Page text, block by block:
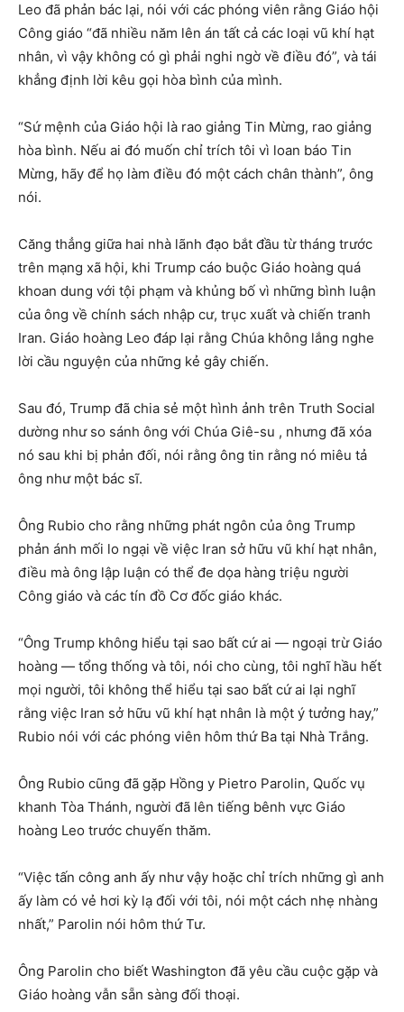
Leo đã phản bác lại, nói với các phóng viên rằng Giáo hội
Công giáo “đã nhiều năm lên án tất cả các loại vũ khí hạt
nhân, vì vậy không có gì phải nghi ngờ về điều đó”, và tái
khẳng định lời kêu gọi hòa bình của mình.
“Sứ mệnh của Giáo hội là rao giảng Tin Mừng, rao giảng
hòa bình. Nếu ai đó muốn chỉ trích tôi vì loan báo Tin
Mừng, hãy để họ làm điều đó một cách chân thành”, ông
nói.
Căng thẳng giữa hai nhà lãnh đạo bắt đầu từ tháng trước
trên mạng xã hội, khi Trump cáo buộc Giáo hoàng quá
khoan dung với tội phạm và khủng bố vì những bình luận
của ông về chính sách nhập cư, trục xuất và chiến tranh
Iran. Giáo hoàng Leo đáp lại rằng Chúa không lắng nghe
lời cầu nguyện của những kẻ gây chiến.
Sau đó, Trump đã chia sẻ một hình ảnh trên Truth Social
dường như so sánh ông với Chúa Giê-su , nhưng đã xóa
nó sau khi bị phản đối, nói rằng ông tin rằng nó miêu tả
ông như một bác sĩ.
Ông Rubio cho rằng những phát ngôn của ông Trump
phản ánh mối lo ngại về việc Iran sở hữu vũ khí hạt nhân,
điều mà ông lập luận có thể đe dọa hàng triệu người
Công giáo và các tín đồ Cơ đốc giáo khác.
“Ông Trump không hiểu tại sao bất cứ ai — ngoại trừ Giáo
hoàng — tổng thống và tôi, nói cho cùng, tôi nghĩ hầu hết
mọi người, tôi không thể hiểu tại sao bất cứ ai lại nghĩ
rằng việc Iran sở hữu vũ khí hạt nhân là một ý tưởng hay,”
Rubio nói với các phóng viên hôm thứ Ba tại Nhà Trắng.
Ông Rubio cũng đã gặp Hồng y Pietro Parolin, Quốc vụ
khanh Tòa Thánh, người đã lên tiếng bênh vực Giáo
hoàng Leo trước chuyến thăm.
“Việc tấn công anh ấy như vậy hoặc chỉ trích những gì anh
ấy làm có vẻ hơi kỳ lạ đối với tôi, nói một cách nhẹ nhàng
nhất,” Parolin nói hôm thứ Tư.
Ông Parolin cho biết Washington đã yêu cầu cuộc gặp và
Giáo hoàng vẫn sẵn sàng đối thoại.